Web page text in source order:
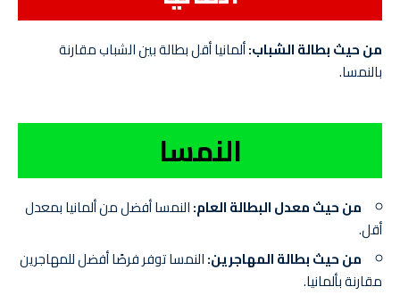
من حيث بطالة الشباب:ألمانيا أقل بطالة بين الشباب مقارنة
بالنمسا.
النمسا
من حيث معدل البطالة العام:النمسا أفضل من ألمانيا بمعدل
أقل.
من حيث بطالة المهاجرين:النمسا توفر فرصًا أفضل للمهاجرين
مقارنة بألمانيا.